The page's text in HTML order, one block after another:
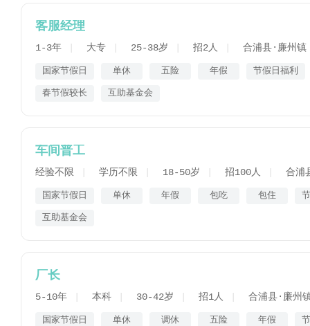
客服经理
1-3年 大专 25-38岁 招2人 合浦县·廉州镇
国家节假日 单休 五险 年假 节假日福利
春节假较长 互助基金会
车间普工
经验不限 学历不限 18-50岁 招100人 合浦
国家节假日 单休 年假 包吃 包住
互助基金会
厂长
5-10年 本科 30-42岁 招1人 合浦县·廉州
国家节假日 单休 调休 五险 年假